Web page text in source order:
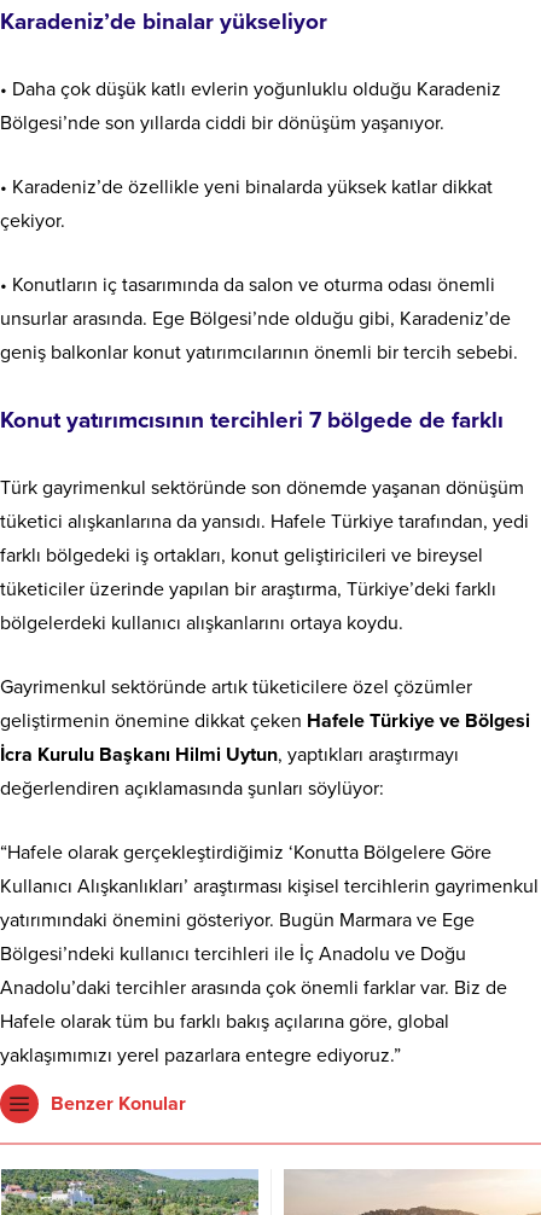
Karadeniz’de binalar yükseliyor
• Daha çok düşük katlı evlerin yoğunluklu olduğu Karadeniz
Bölgesi’nde son yıllarda ciddi bir dönüşüm yaşanıyor.
• Karadeniz’de özellikle yeni binalarda yüksek katlar dikkat
çekiyor.
• Konutların iç tasarımında da salon ve oturma odası önemli
unsurlar arasında. Ege Bölgesi’nde olduğu gibi, Karadeniz’de
geniş balkonlar konut yatırımcılarının önemli bir tercih sebebi.
Konut yatırımcısının tercihleri 7 bölgede de farklı
Türk gayrimenkul sektöründe son dönemde yaşanan dönüşüm
tüketici alışkanlarına da yansıdı. Hafele Türkiye tarafından, yedi
farklı bölgedeki iş ortakları, konut geliştiricileri ve bireysel
tüketiciler üzerinde yapılan bir araştırma, Türkiye’deki farklı
bölgelerdeki kullanıcı alışkanlarını ortaya koydu.
Gayrimenkul sektöründe artık tüketicilere özel çözümler
geliştirmenin önemine dikkat çeken Hafele Türkiye ve Bölgesi
İcra Kurulu Başkanı Hilmi Uytun, yaptıkları araştırmayı
değerlendiren açıklamasında şunları söylüyor:
“Hafele olarak gerçekleştirdiğimiz ‘Konutta Bölgelere Göre
Kullanıcı Alışkanlıkları’ araştırması kişisel tercihlerin gayrimenkul
yatırımındaki önemini gösteriyor. Bugün Marmara ve Ege
Bölgesi’ndeki kullanıcı tercihleri ile İç Anadolu ve Doğu
Anadolu’daki tercihler arasında çok önemli farklar var. Biz de
Hafele olarak tüm bu farklı bakış açılarına göre, global
yaklaşımımızı yerel pazarlara entegre ediyoruz.”
Benzer Konular